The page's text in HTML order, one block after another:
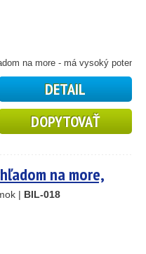
59
14
10
2
na more - má vysoký
DETAIL
DOPYTOVAŤ
na more,
| BIL-018